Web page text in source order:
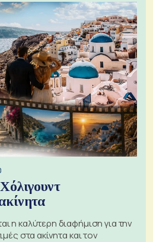
η καλύτερη διαφήμιση για την
στα ακίνητα και τον